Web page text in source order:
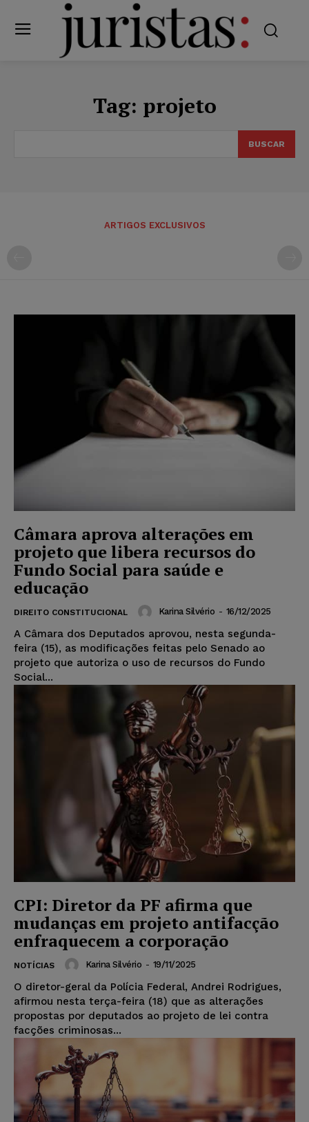
Tag: projeto
BUSCAR
ARTIGOS EXCLUSIVOS
Câmara aprova alterações em
projeto que libera recursos do
Fundo Social para saúde e
educação
DIREITO CONSTITUCIONAL Karina Silvério - 16/12/2025
A Câmara dos Deputados aprovou, nesta segunda-
feira (15), as modificações feitas pelo Senado ao
projeto que autoriza o uso de recursos do Fundo
Social...
CPI: Diretor da PF afirma que
mudanças em projeto antifacção
enfraquecem a corporação
NOTÍCIAS Karina Silvério - 19/11/2025
O diretor-geral da Polícia Federal, Andrei Rodrigues,
afirmou nesta terça-feira (18) que as alterações
propostas por deputados ao projeto de lei contra
facções criminosas...